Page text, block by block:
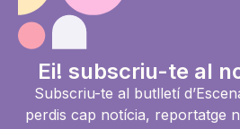
Ei! subscriu-te al
Subscriu-te al butlletí
perdis cap notícia, reportatge